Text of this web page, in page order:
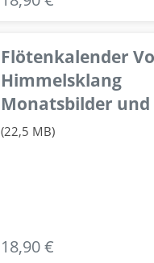
Flötenkalender
Himmelsklang
Monatsbilder
(22,5 MB)
18,90 €